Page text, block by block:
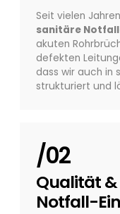
Planung
Seit vielen
sanitäre
akuten
defekten
dass wir auch in
strukturiert und
/02
Qualität
Notfall-